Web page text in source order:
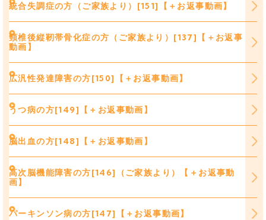
統合失調症の方（ご家族より）[151]【＋お返事動画】
頸椎後縦靭帯骨化症の方（ご家族より）[137]【＋お返事
動画】
広汎性発達障害の方[150]【＋お返事動画】
うつ病の方[149]【＋お返事動画】
脳出血の方[148]【＋お返事動画】
高次脳機能障害の方[146]（ご家族より）【＋お返事動
画】
パーキンソン病の方[147]【＋お返事動画】